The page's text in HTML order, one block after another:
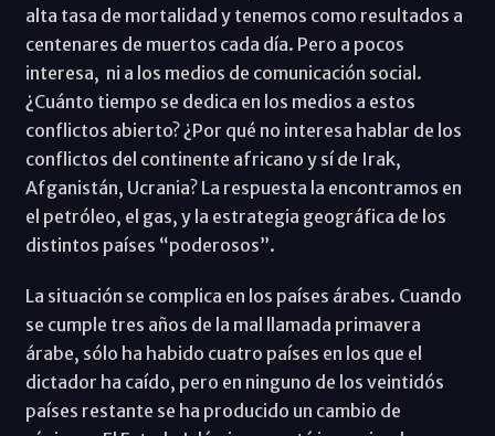
alta tasa de mortalidad y tenemos como resultados a
centenares de muertos cada día. Pero a pocos
interesa, ni a los medios de comunicación social.
¿Cuánto tiempo se dedica en los medios a estos
conflictos abierto? ¿Por qué no interesa hablar de los
conflictos del continente africano y sí de Irak,
Afganistán, Ucrania? La respuesta la encontramos en
el petróleo, el gas, y la estrategia geográfica de los
distintos países “poderosos”.
La situación se complica en los países árabes. Cuando
se cumple tres años de la mal llamada primavera
árabe, sólo ha habido cuatro países en los que el
dictador ha caído, pero en ninguno de los veintidós
países restante se ha producido un cambio de